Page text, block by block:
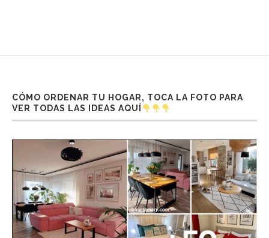
CÓMO ORDENAR TU HOGAR, TOCA LA FOTO PARA
VER TODAS LAS IDEAS AQUÍ